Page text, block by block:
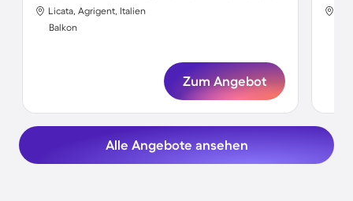
Licata, Agrigent, Italien
Balkon
Zum Angebot
Alle Angebote ansehen